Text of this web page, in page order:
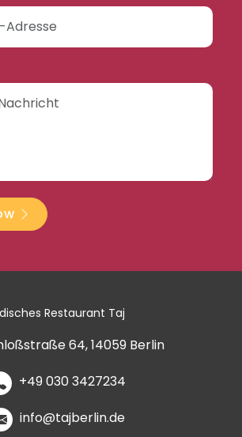
Restaurant Taj
64, 14059 Berlin
+49 030 3427234
info@tajberlin.de